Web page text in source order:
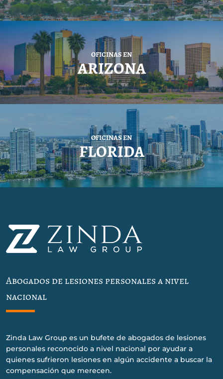
OFICINAS EN
ARIZONA
OFICINAS EN
FLORIDA
Abogados de lesiones personales a nivel
nacional
Zinda Law Group es un bufete de abogados de lesiones
personales reconocido a nivel nacional por ayudar a
quienes sufrieron lesiones en algún accidente a buscar la
compensación que merecen.